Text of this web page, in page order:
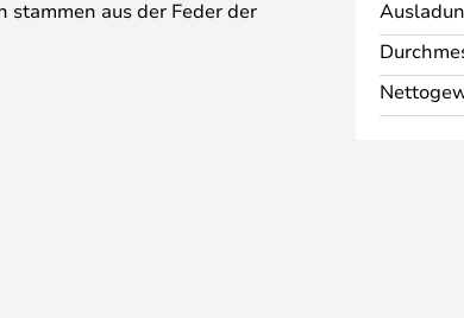
aus der Feder der
die das
einem farbigen Sockel, der
in verschiedenen Größen
Einige Modelle sind